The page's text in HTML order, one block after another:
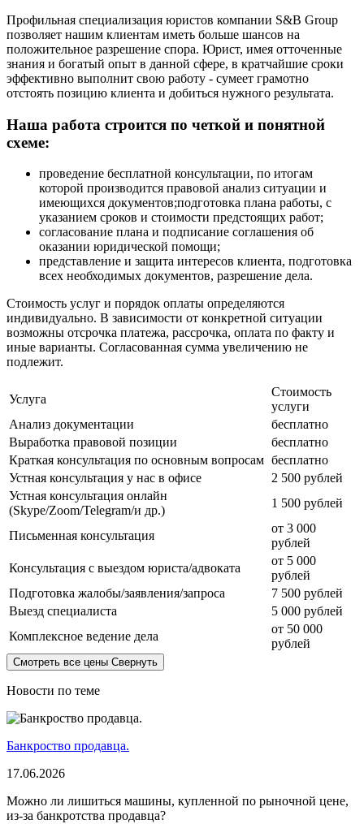
Профильная специализация юристов компании S&B Group
позволяет нашим клиентам иметь больше шансов на
положительное разрешение спора. Юрист, имея отточенные
знания и богатый опыт в данной сфере, в кратчайшие сроки
эффективно выполнит свою работу - сумеет грамотно
отстоять позицию клиента и добиться нужного результата.
Наша работа строится по четкой и понятной
схеме:
проведение бесплатной консультации, по итогам
которой производится правовой анализ ситуации и
имеющихся документов;подготовка плана работы, с
указанием сроков и стоимости предстоящих работ;
согласование плана и подписание соглашения об
оказании юридической помощи;
представление и защита интересов клиента, подготовка
всех необходимых документов, разрешение дела.
Стоимость услуг и порядок оплаты определяются
индивидуально. В зависимости от конкретной ситуации
возможны отсрочка платежа, рассрочка, оплата по факту и
иные варианты. Согласованная сумма увеличению не
подлежит.
Услуга
Стоимость
услуги
Анализ документации
бесплатно
Выработка правовой позиции
бесплатно
Краткая консультация по основным вопросам бесплатно
Устная консультация у нас в офисе
2 500 рублей
Устная консультация онлайн
(Skype/Zoom/Telegram/и др.)
1 500 рублей
Письменная консультация
от 3 000
рублей
Консультация с выездом юриста/адвоката
от 5 000
рублей
Подготовка жалобы/заявления/запроса
7 500 рублей
Выезд специалиста
5 000 рублей
Комплексное ведение дела
от 50 000
рублей
Смотреть все цены Свернуть
Новости по теме
Банкроство продавца.
17.06.2026
Можно ли лишиться машины, купленной по рыночной цене,
из-за банкротства продавца?